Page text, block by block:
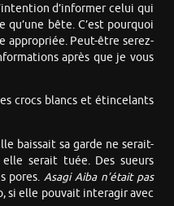
d’informer celui qui
qu’une bête. C’est pourquoi
appropriée. Peut-être serez-
après que je vous
crocs blancs et étincelants
baissait sa garde ne serait-
serait tuée. Des sueurs
pores.Asagi Aiba n’était pas
si elle pouvait interagir avec